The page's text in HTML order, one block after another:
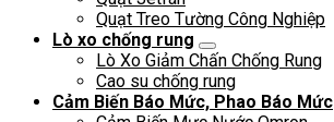
Quạt Treo Tường Công Nghiệp
Lò xo chống rung
Lò Xo Giảm Chấn Chống Rung
Cao su chống rung
Cảm Biến Báo Mức, Phao Báo Mức